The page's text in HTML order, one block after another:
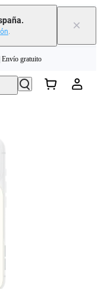
. ×
gratuito
nueva compra.｜